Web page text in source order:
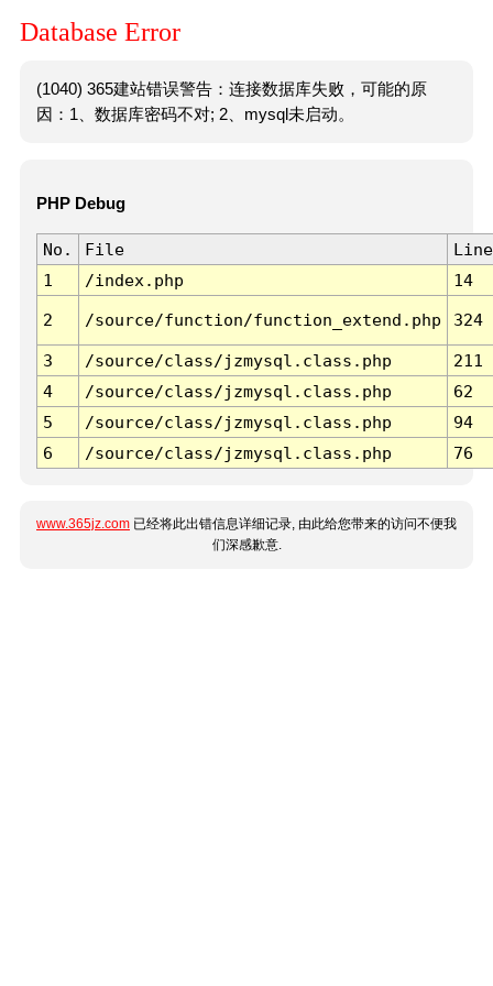
Database Error
(1040) 365建站错误警告：连接数据库失败，可能的原
因：1、数据库密码不对; 2、mysql未启动。
PHP Debug
No. File
Line
1
/index.php 14
2 /source/function/function_extend.php 324
3 /source/class/jzmysql.class.php
211
4
/source/class/jzmysql.class.php
62
5
/source/class/jzmysql.class.php
94
6
/source/class/jzmysql.class.php 76
www.365jz.com 已经将此出错信息详细记录, 由此给您带来的访问不便我
们深感歉意.